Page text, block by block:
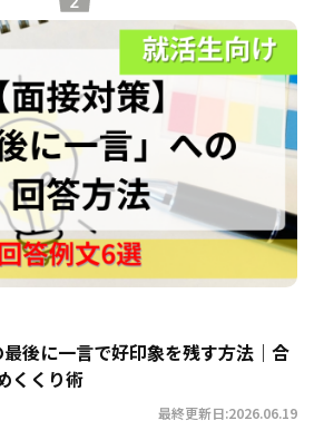
最後に一言で好印象を残す方法｜合
くくり術
最終更新日:2026.06.19